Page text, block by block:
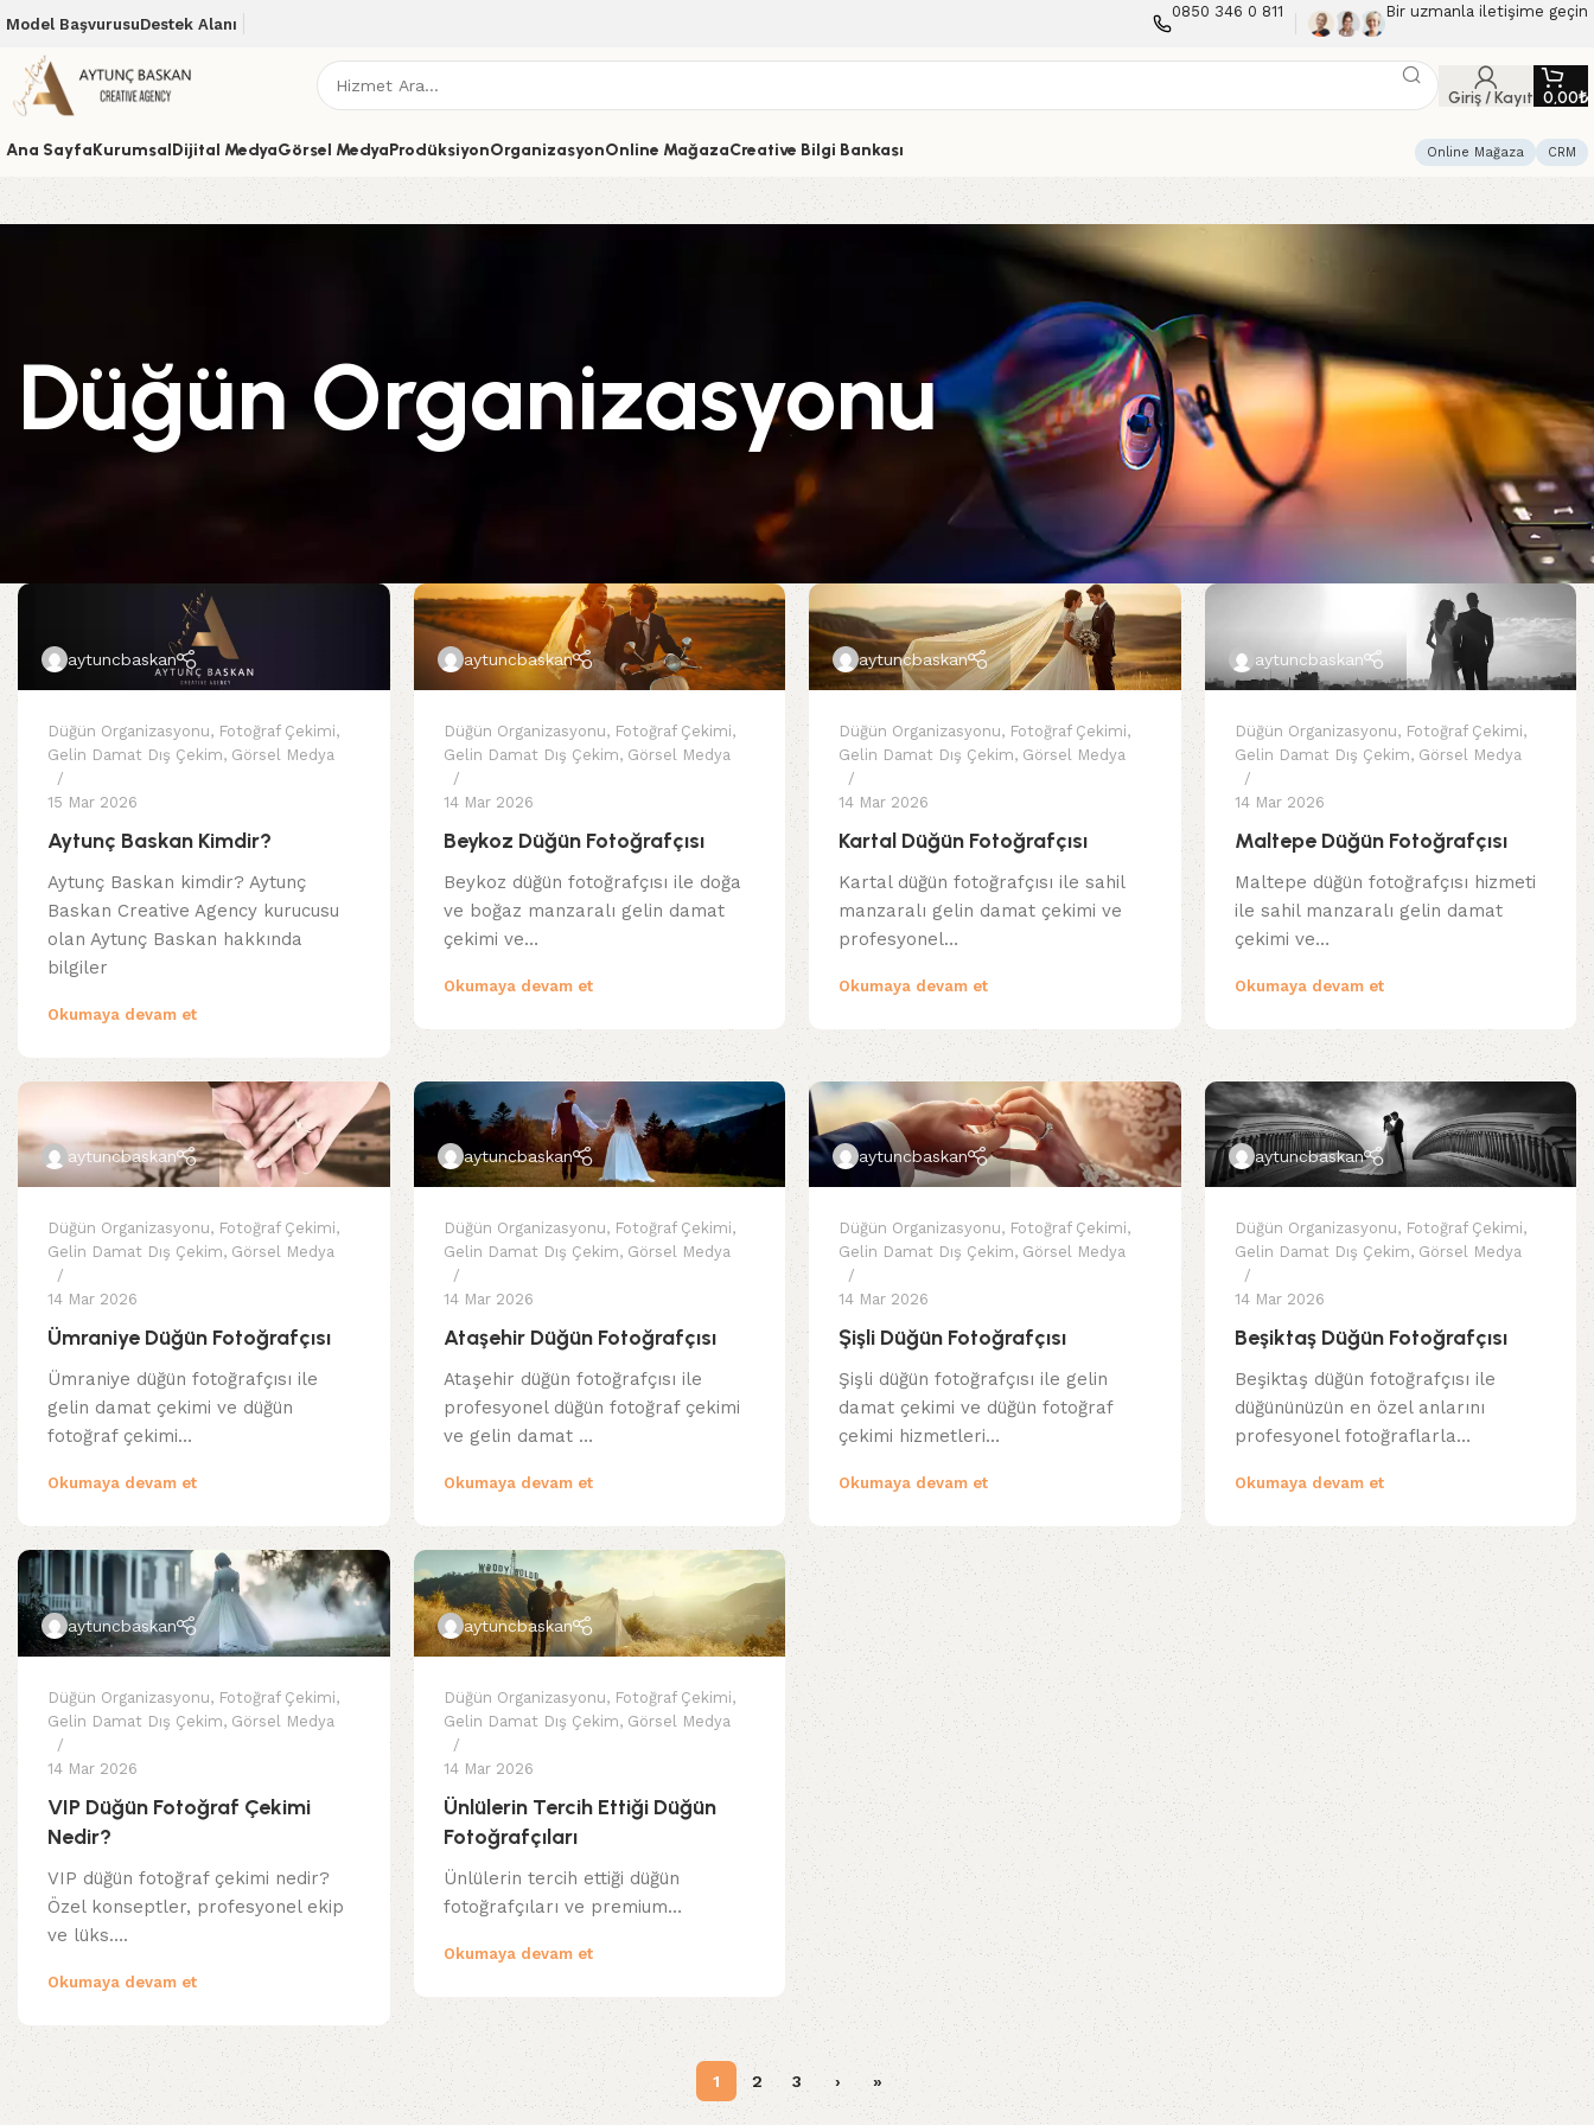
Model BaşvurusuDestek Alanı
0850 346 0 811 Bir uzmanla iletişime geçin
Giriş / Kayıt 0,00₺
Ana SayfaKurumsalDijital MedyaGörsel MedyaProdüksiyonOrganizasyonOnline MağazaCreative Bilgi Bankası Online Mağaza CRM
Düğün Organizasyonu
aytuncbaskan
Düğün Organizasyonu, Fotoğraf Çekimi,
Gelin Damat Dış Çekim, Görsel Medya
15 Mar 2026
Aytunç Baskan Kimdir?
Aytunç Baskan kimdir? Aytunç
Baskan Creative Agency kurucusu
olan Aytunç Baskan hakkında
bilgiler
Okumaya devam et
aytuncbaskan
Düğün Organizasyonu, Fotoğraf Çekimi,
Gelin Damat Dış Çekim, Görsel Medya
14 Mar 2026
Beykoz Düğün Fotoğrafçısı
Beykoz düğün fotoğrafçısı ile doğa
ve boğaz manzaralı gelin damat
çekimi ve…
Okumaya devam et
aytuncbaskan
Düğün Organizasyonu, Fotoğraf Çekimi,
Gelin Damat Dış Çekim, Görsel Medya
14 Mar 2026
Kartal Düğün Fotoğrafçısı
Kartal düğün fotoğrafçısı ile sahil
manzaralı gelin damat çekimi ve
profesyonel…
Okumaya devam et
aytuncbaskan
Düğün Organizasyonu, Fotoğraf Çekimi,
Gelin Damat Dış Çekim, Görsel Medya
14 Mar 2026
Maltepe Düğün Fotoğrafçısı
Maltepe düğün fotoğrafçısı hizmeti
ile sahil manzaralı gelin damat
çekimi ve…
Okumaya devam et
aytuncbaskan
Düğün Organizasyonu, Fotoğraf Çekimi,
Gelin Damat Dış Çekim, Görsel Medya
14 Mar 2026
Ümraniye Düğün Fotoğrafçısı
Ümraniye düğün fotoğrafçısı ile
gelin damat çekimi ve düğün
fotoğraf çekimi…
Okumaya devam et
aytuncbaskan
Düğün Organizasyonu, Fotoğraf Çekimi,
Gelin Damat Dış Çekim, Görsel Medya
14 Mar 2026
Ataşehir Düğün Fotoğrafçısı
Ataşehir düğün fotoğrafçısı ile
profesyonel düğün fotoğraf çekimi
ve gelin damat …
Okumaya devam et
aytuncbaskan
Düğün Organizasyonu, Fotoğraf Çekimi,
Gelin Damat Dış Çekim, Görsel Medya
14 Mar 2026
Şişli Düğün Fotoğrafçısı
Şişli düğün fotoğrafçısı ile gelin
damat çekimi ve düğün fotoğraf
çekimi hizmetleri…
Okumaya devam et
aytuncbaskan
Düğün Organizasyonu, Fotoğraf Çekimi,
Gelin Damat Dış Çekim, Görsel Medya
14 Mar 2026
Beşiktaş Düğün Fotoğrafçısı
Beşiktaş düğün fotoğrafçısı ile
düğününüzün en özel anlarını
profesyonel fotoğraflarla…
Okumaya devam et
aytuncbaskan
Düğün Organizasyonu, Fotoğraf Çekimi,
Gelin Damat Dış Çekim, Görsel Medya
14 Mar 2026
VIP Düğün Fotoğraf Çekimi
Nedir?
VIP düğün fotoğraf çekimi nedir?
Özel konseptler, profesyonel ekip
ve lüks….
Okumaya devam et
aytuncbaskan
Düğün Organizasyonu, Fotoğraf Çekimi,
Gelin Damat Dış Çekim, Görsel Medya
14 Mar 2026
Ünlülerin Tercih Ettiği Düğün
Fotoğrafçıları
Ünlülerin tercih ettiği düğün
fotoğrafçıları ve premium…
Okumaya devam et
1 2 3 › »